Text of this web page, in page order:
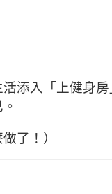
添入「上健身
了！）